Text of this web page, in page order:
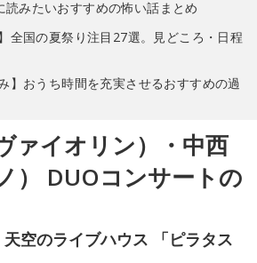
読みたいおすすめの怖い話まとめ
全国の夏祭り注目27選。見どころ・日程
】おうち時間を充実させるおすすめの過
ァイオリン）・中西
） DUOコンサートの
空のライブハウス 「ピラタス